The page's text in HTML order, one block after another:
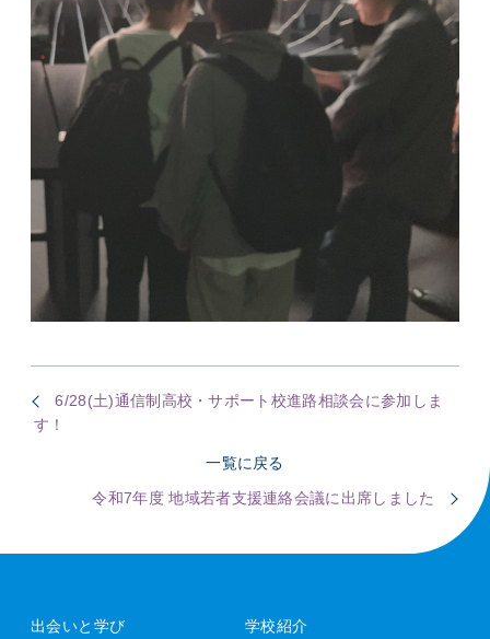
6/28(土)通信制高校・サポート校進路相談会に参加しま
す！
一覧に戻る
令和7年度 地域若者支援連絡会議に出席しました
出会いと学び 学校紹介